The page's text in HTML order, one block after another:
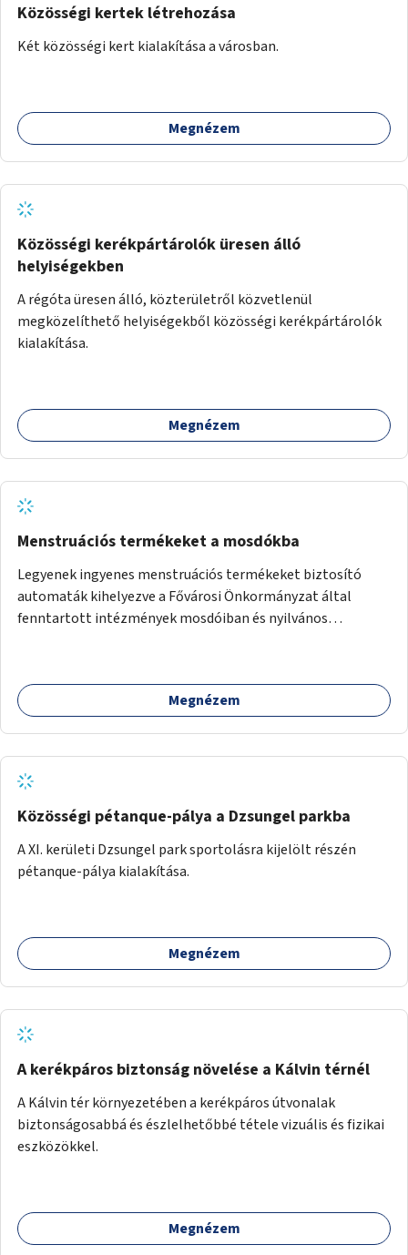
Közösségi kertek létrehozása
Két közösségi kert kialakítása a városban.
Megnézem
Közösségi kerékpártárolók üresen álló
helyiségekben
A régóta üresen álló, közterületről közvetlenül
megközelíthető helyiségekből közösségi kerékpártárolók
kialakítása.
Megnézem
Menstruációs termékeket a mosdókba
Legyenek ingyenes menstruációs termékeket biztosító
automaták kihelyezve a Fővárosi Önkormányzat által
fenntartott intézmények mosdóiban és nyilvános
Megnézem
Közösségi pétanque-pálya a Dzsungel parkba
A XI. kerületi Dzsungel park sportolásra kijelölt részén
pétanque-pálya kialakítása.
Megnézem
A kerékpáros biztonság növelése a Kálvin térnél
A Kálvin tér környezetében a kerékpáros útvonalak
biztonságosabbá és észlelhetőbbé tétele vizuális és fizikai
eszközökkel.
Megnézem